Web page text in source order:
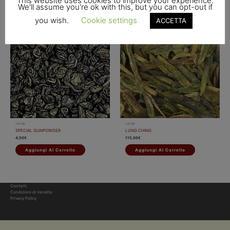
verde
SPECIAL GUNPOWDER
4,50€
Aggiungi Al Carrello
verde
LUNG CHING
115,00€
Aggiungi Al Carrello
Contatti
Condizioni di Vendita
Privacy Policy
We'll assume you're ok with this, but you can opt-out if
you wish.
Cookie settings ACCETTA